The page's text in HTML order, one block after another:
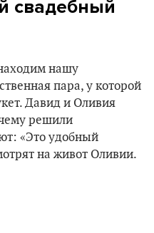
свадебный
нашу
пара, у которой
Давид и Оливия
решили
«Это удобный
на живот Оливии.